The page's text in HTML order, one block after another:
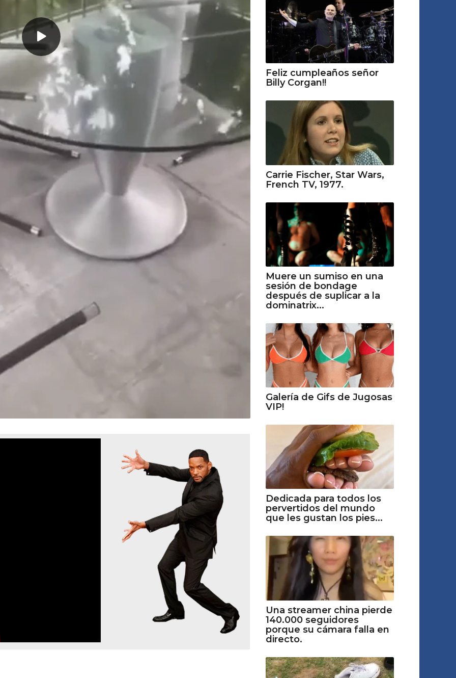
Feliz cumpleaños señor
Billy Corgan!!
Carrie Fischer, Star Wars,
French TV, 1977.
Muere un sumiso en una
sesión de bondage
después de suplicar a la
dominatrix...
Galería de Gifs de Jugosas
VIP!
Dedicada para todos los
pervertidos del mundo
que les gustan los pies...
Una streamer china pierde
140.000 seguidores
porque su cámara falla en
directo.